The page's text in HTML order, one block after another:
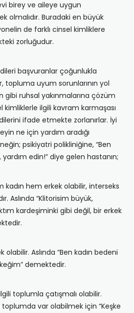
birey ve aileye uygun
olmalıdır. Buradaki en büyük
de farklı cinsel kimliklere
zorluğudur.
başvuranlar çoğunlukla
topluma uyum sorunlarının yol
gibi ruhsal yakınmalarına çözüm
kimliklerle ilgili kavram karmaşası
ifade etmekte zorlanırlar. İyi
ne için yardım aradığı
psikiyatri polikliniğine, “Ben
edin!” diye gelen hastanın;
kadın hem erkek olabilir, interseks
Aslında “Klitorisim büyük,
kardeşiminki gibi değil, bir erkek
Aslında “Ben kadın bedeni
demektedir.
toplumla çatışmalı olabilir.
var olabilmek için “Keşke